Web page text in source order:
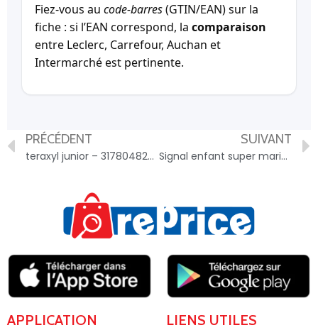
Fiez-vous au code-barres(GTIN/EAN) sur la
fiche : si l’EAN correspond, la comparaison
entre Leclerc, Carrefour, Auchan et
Intermarché est pertinente.
PRÉCÉDENT
teraxyl junior – 3178048240423
SUIVANT
Signal enfant super mario – 8720181501791
APPLICATION LIENS UTILES